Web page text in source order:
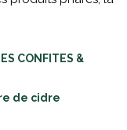
CONFITES &
de cidre